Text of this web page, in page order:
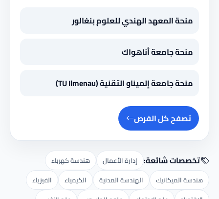
منحة المعهد الهندي للعلوم بنغالور
منحة جامعة أناهواك
منحة جامعة إلميناو التقنية (TU Ilmenau)
تصفح كل الفرص
تخصصات شائعة: إدارة الأعمال
هندسة كهرباء
هندسة الميكانيك
الهندسة المدنية الكيمياء
الفيزياء